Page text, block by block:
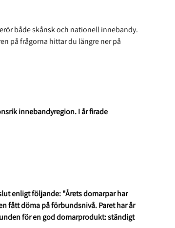
både skånsk och nationell innebandy.
på frågorna hittar du längre ner på
innebandyregion. I år firade
enligt följande: "Årets domarpar har
fått döma på förbundsnivå. Paret har år
för en god domarprodukt: ständigt